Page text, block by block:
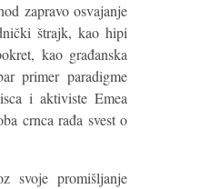
zapravo osvajanje
štrajk, kao hipi
kao građanska
primer paradigme
i aktiviste Emea
crnca rađa svest o
svoje promišljanje